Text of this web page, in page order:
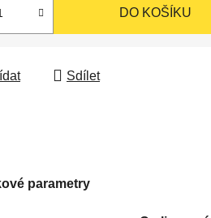
DO KOŠÍKU
Sdílet
parametry